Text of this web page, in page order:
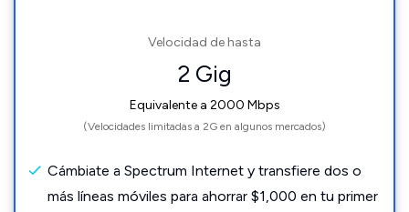
Velocidad de hasta
2 Gig
Equivalente a 2000 Mbps
(Velocidades limitadas a 2G en algunos mercados)
Cámbiate a Spectrum Internet y transfiere dos o
más líneas móviles para ahorrar $1,000 en tu primer